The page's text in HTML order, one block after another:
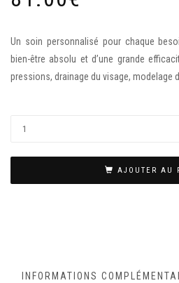
Un soin personnalisé pour chaque
bien-être absolu et d’une grande
pressions, drainage du visage, modelage
AJOUTER AU
INFORMATIONS